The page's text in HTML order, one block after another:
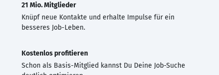
21 Mio. Mitglieder
Knüpf neue Kontakte und erhalte Impulse für ein
besseres Job-Leben.
Kostenlos profitieren
Schon als Basis-Mitglied kannst Du Deine Job-Suche